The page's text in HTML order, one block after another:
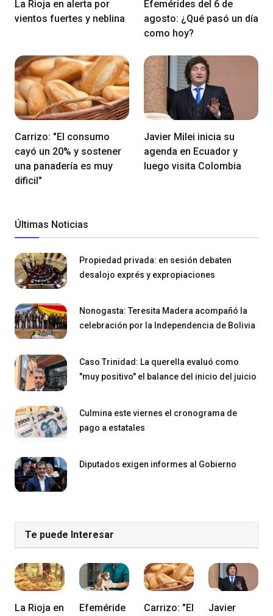
La Rioja en alerta por
vientos fuertes y neblina
Efemérides del 6 de
agosto: ¿Qué pasó un día
como hoy?
Carrizo: "El consumo
cayó un 20% y sostener
una panadería es muy
dificil"
Javier Milei inicia su
agenda en Ecuador y
luego visita Colombia
Últimas Noticias
Propiedad privada: en sesión debaten
desalojo exprés y expropiaciones
Nonogasta: Teresita Madera acompañó la
celebración por la Independencia de Bolivia
Caso Trinidad: La querella evaluó como
"muy positivo" el balance del inicio del juicio
Culmina este viernes el cronograma de
pago a estatales
Diputados exigen informes al Gobierno
Te puede Interesar
La Rioja en
Efeméride
Carrizo: "El
Javier